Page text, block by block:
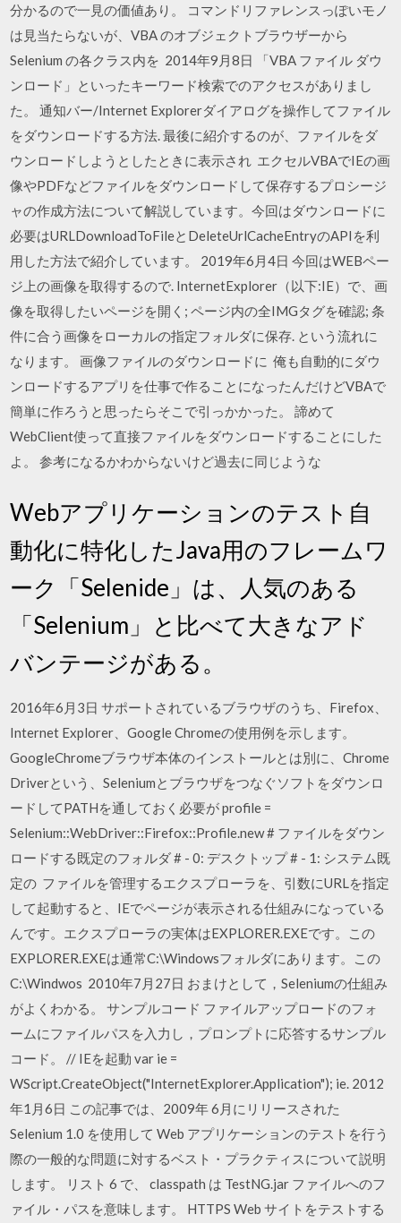
分かるので一見の価値あり。 コマンドリファレンスっぽいモノ
は見当たらないが、VBA のオブジェクトブラウザーから
Selenium の各クラス内を 2014年9月8日 「VBA ファイル ダウ
ンロード」といったキーワード検索でのアクセスがありまし
た。 通知バー/Internet Explorerダイアログを操作してファイル
をダウンロードする方法. 最後に紹介するのが、ファイルをダ
ウンロードしようとしたときに表示され エクセルVBAでIEの画
像やPDFなどファイルをダウンロードして保存するプロシージ
ャの作成方法について解説しています。今回はダウンロードに
必要はURLDownloadToFileとDeleteUrlCacheEntryのAPIを利
用した方法で紹介しています。 2019年6月4日 今回はWEBペー
ジ上の画像を取得するので. InternetExplorer（以下:IE）で、画
像を取得したいページを開く; ページ内の全IMGタグを確認; 条
件に合う画像をローカルの指定フォルダに保存. という流れに
なります。 画像ファイルのダウンロードに 俺も自動的にダウ
ンロードするアプリを仕事で作ることになったんだけどVBAで
簡単に作ろうと思ったらそこで引っかかった。 諦めて
WebClient使って直接ファイルをダウンロードすることにした
よ。 参考になるかわからないけど過去に同じような
Webアプリケーションのテスト自
動化に特化したJava用のフレームワ
ーク「Selenide」は、人気のある
「Selenium」と比べて大きなアド
バンテージがある。
2016年6月3日 サポートされているブラウザのうち、Firefox、
Internet Explorer、Google Chromeの使用例を示します。
GoogleChromeブラウザ本体のインストールとは別に、Chrome
Driverという、Seleniumとブラウザをつなぐソフトをダウンロ
ードしてPATHを通しておく必要が profile =
Selenium::WebDriver::Firefox::Profile.new # ファイルをダウン
ロードする既定のフォルダ # - 0: デスクトップ # - 1: システム既
定の ファイルを管理するエクスプローラを、引数にURLを指定
して起動すると、IEでページが表示される仕組みになっている
んです。エクスプローラの実体はEXPLORER.EXEです。この
EXPLORER.EXEは通常C:\Windowsフォルダにあります。この
C:\Windwos 2010年7月27日 おまけとして，Seleniumの仕組み
がよくわかる。 サンプルコード ファイルアップロードのフォ
ームにファイルパスを入力し，プロンプトに応答するサンプル
コード。 // IEを起動 var ie =
WScript.CreateObject("InternetExplorer.Application"); ie. 2012
年1月6日 この記事では、2009年 6月にリリースされた
Selenium 1.0 を使用して Web アプリケーションのテストを行う
際の一般的な問題に対するベスト・プラクティスについて説明
します。 リスト 6 で、 classpath は TestNG.jar ファイルへのフ
ァイル・パスを意味します。 HTTPS Web サイトをテストする